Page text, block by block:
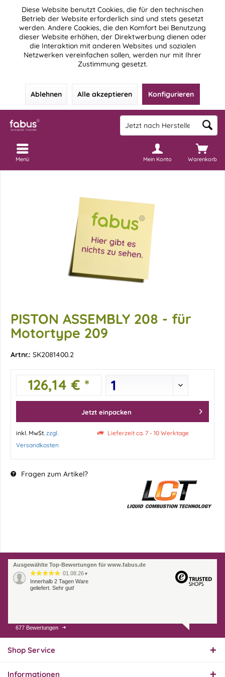
Diese Website benutzt Cookies, die für den technischen
Betrieb der Website erforderlich sind und stets gesetzt
werden. Andere Cookies, die den Komfort bei Benutzung
dieser Website erhöhen, der Direktwerbung dienen oder
die Interaktion mit anderen Websites und sozialen
Netzwerken vereinfachen sollen, werden nur mit Ihrer
Zustimmung gesetzt.
Ablehnen Alle akzeptieren Konfigurieren
Warenkorb
Mein Konto
Menü
PISTON ASSEMBLY 208 - für
Motortype 209
Artnr.: SK2081400.2
126,14 € *
Jetzt einpacken
inkl. MwSt. zzgl.
Versandkosten
Lieferzeit ca. 7 - 10 Werktage
Fragen zum Artikel?
Ausgewählte Top-Bewertungen für www.fabus.de
01.08.26 ▼
Innerhalb 2 Tagen Ware
geliefert. Sehr gut!
31.07.26
Super schnelle Lieferung,
hervorragend. Gerne
677 Bewertungen
Shop Service
Informationen